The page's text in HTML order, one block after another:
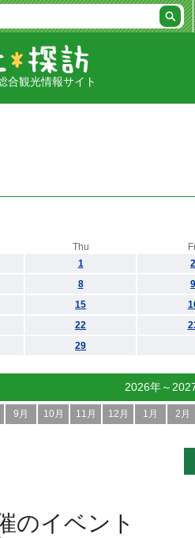
合観光情報サイト
Thu
1
2
8 9
15
22
29
2026年～
9月 10月 11月 12月 1月 2月
のイベント